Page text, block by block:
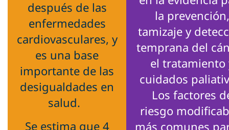
después de las
enfermedades
cardiovasculares, y
es una base
importante de las
desigualdades en
salud.
Se estima que 4
la prevención,
tamizaje y
temprana del
el tratamiento
cuidados
Los factores
riesgo
más comunes